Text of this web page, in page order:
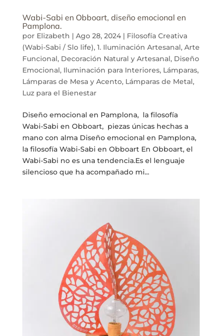
Wabi-Sabi en Obboart, diseño emocional en
Pamplona.
por Elizabeth | Ago 28, 2024| Filosofía Creativa
(Wabi-Sabi / Slo life), 1. Iluminación Artesanal, Arte
Funcional, Decoración Natural y Artesanal, Diseño
Emocional, Iluminación para Interiores, Lámparas,
Lámparas de Mesa y Acento, Lámparas de Metal,
Luz para el Bienestar
Diseño emocional en Pamplona, la filosofía
Wabi-Sabi en Obboart, piezas únicas hechas a
mano con alma Diseño emocional en Pamplona,
la filosofía Wabi-Sabi en Obboart En Obboart, el
Wabi-Sabi no es una tendencia.Es el lenguaje
silencioso que ha acompañado mi...